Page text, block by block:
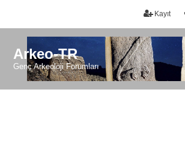
Kayıt
Arkeo-TR
Genç Arkeoloji Forumları